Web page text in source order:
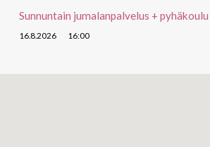
Sunnuntain jumalanpalvelus + pyhäkoulu
16.8.2026 16:00